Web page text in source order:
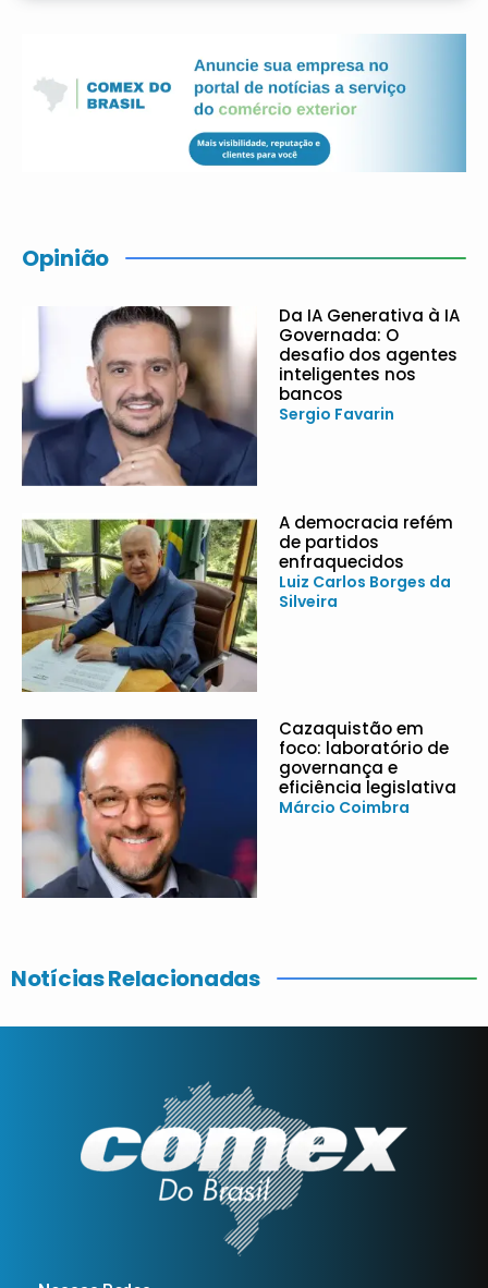
Opinião
Da IA Generativa à IA
Governada: O
desafio dos agentes
inteligentes nos
bancos
Sergio Favarin
A democracia refém
de partidos
enfraquecidos
Luiz Carlos Borges da
Silveira
Cazaquistão em
foco: laboratório de
governança e
eficiência legislativa
Márcio Coimbra
Notícias Relacionadas